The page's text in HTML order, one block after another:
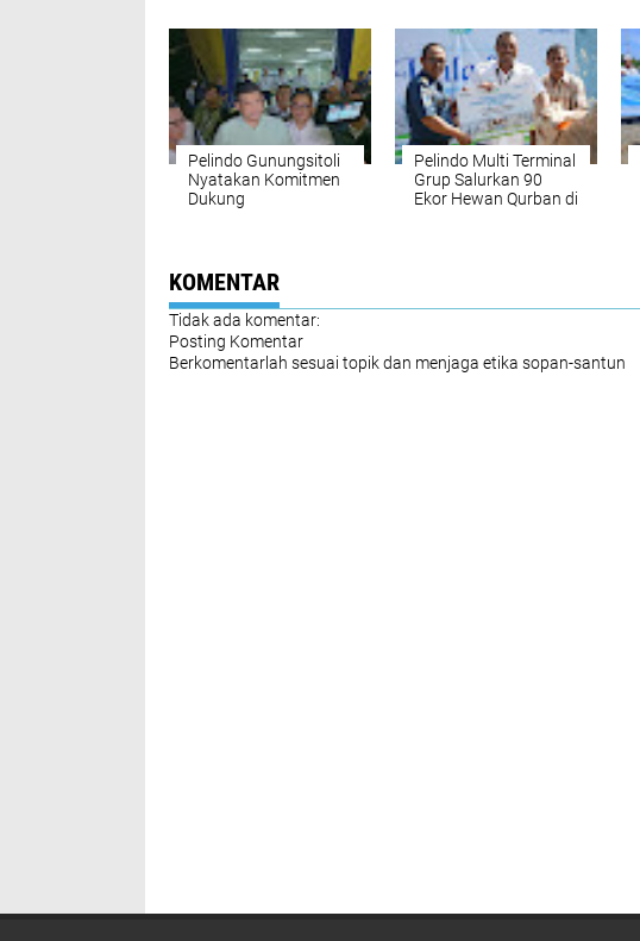
Pelindo Gunungsitoli
Nyatakan Komitmen
Dukung
Pelindo Multi Terminal
Grup Salurkan 90
Ekor Hewan Qurban di
KOMENTAR
Tidak ada komentar:
Posting Komentar
Berkomentarlah sesuai topik dan menjaga etika sopan-santun